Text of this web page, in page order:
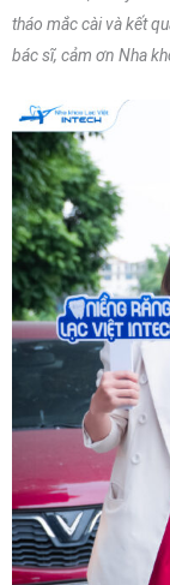
tháo mắc cài và kết
bác sĩ, cảm ơn Nha